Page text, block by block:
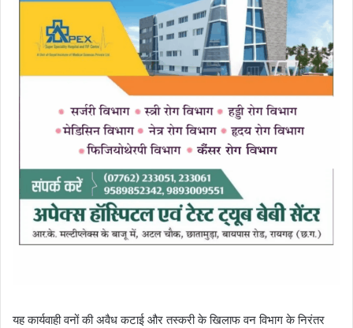
यह कार्यवाही वनों की अवैध कटाई और तस्करी के खिलाफ वन विभाग के निरंतर